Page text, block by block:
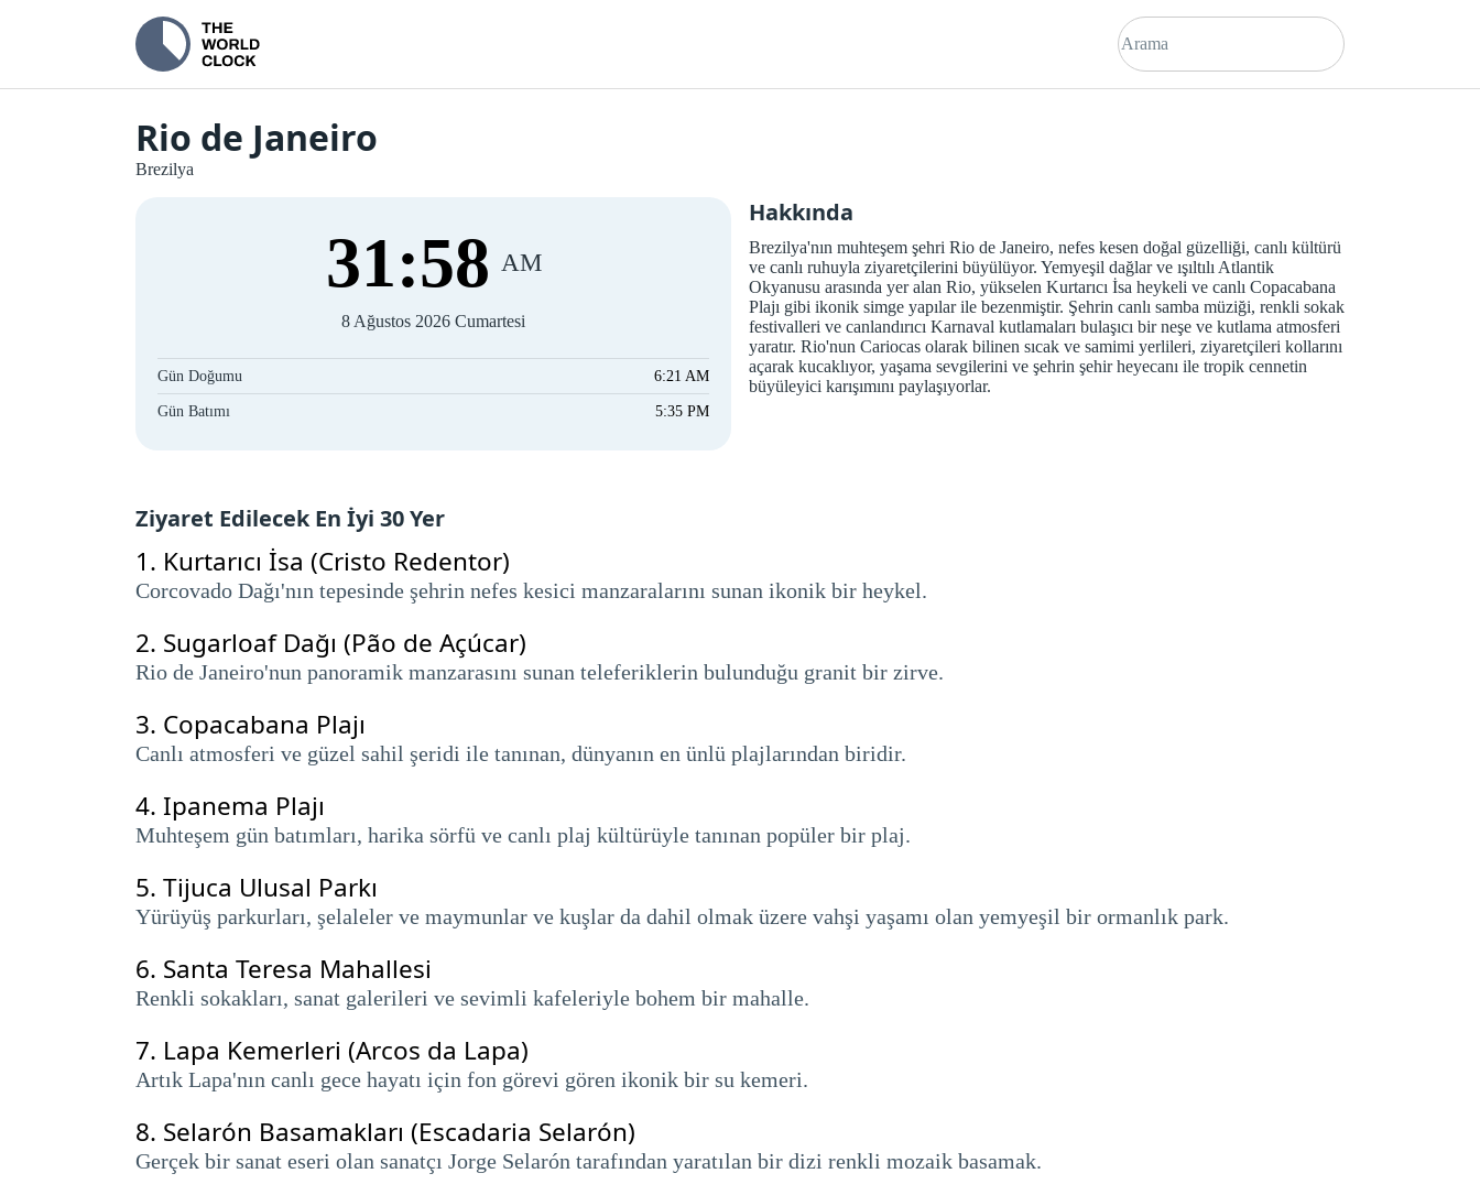
Rio de Janeiro
Brezilya
31:59 AM
8 Ağustos 2026 Cumartesi
Gün Doğumu 6:21 AM
Gün Batımı 5:35 PM
Hakkında
Brezilya'nın muhteşem şehri Rio de Janeiro, nefes kesen doğal güzelliği, canlı kültürü
ve canlı ruhuyla ziyaretçilerini büyülüyor. Yemyeşil dağlar ve ışıltılı Atlantik
Okyanusu arasında yer alan Rio, yükselen Kurtarıcı İsa heykeli ve canlı Copacabana
Plajı gibi ikonik simge yapılar ile bezenmiştir. Şehrin canlı samba müziği, renkli sokak
festivalleri ve canlandırıcı Karnaval kutlamaları bulaşıcı bir neşe ve kutlama atmosferi
yaratır. Rio'nun Cariocas olarak bilinen sıcak ve samimi yerlileri, ziyaretçileri kollarını
açarak kucaklıyor, yaşama sevgilerini ve şehrin şehir heyecanı ile tropik cennetin
büyüleyici karışımını paylaşıyorlar.
Ziyaret Edilecek En İyi 30 Yer
1. Kurtarıcı İsa (Cristo Redentor)
Corcovado Dağı'nın tepesinde şehrin nefes kesici manzaralarını sunan ikonik bir heykel.
2. Sugarloaf Dağı (Pão de Açúcar)
Rio de Janeiro'nun panoramik manzarasını sunan teleferiklerin bulunduğu granit bir zirve.
3. Copacabana Plajı
Canlı atmosferi ve güzel sahil şeridi ile tanınan, dünyanın en ünlü plajlarından biridir.
4. Ipanema Plajı
Muhteşem gün batımları, harika sörfü ve canlı plaj kültürüyle tanınan popüler bir plaj.
5. Tijuca Ulusal Parkı
Yürüyüş parkurları, şelaleler ve maymunlar ve kuşlar da dahil olmak üzere vahşi yaşamı olan yemyeşil bir ormanlık park.
6. Santa Teresa Mahallesi
Renkli sokakları, sanat galerileri ve sevimli kafeleriyle bohem bir mahalle.
7. Lapa Kemerleri (Arcos da Lapa)
Artık Lapa'nın canlı gece hayatı için fon görevi gören ikonik bir su kemeri.
8. Selarón Basamakları (Escadaria Selarón)
Gerçek bir sanat eseri olan sanatçı Jorge Selarón tarafından yaratılan bir dizi renkli mozaik basamak.